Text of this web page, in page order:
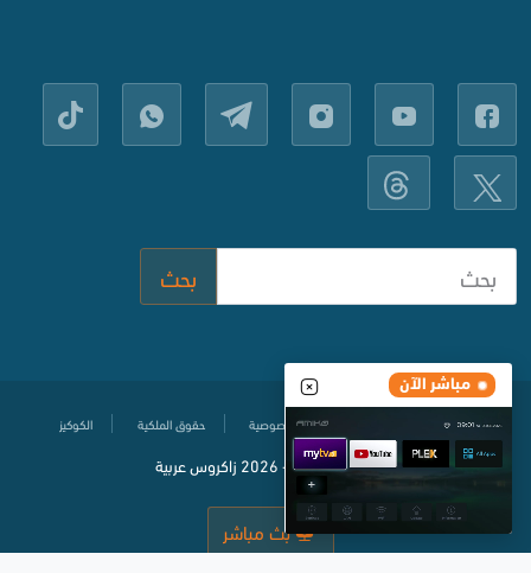
مباشر الآن
بحث
مركز المساعدة سياسة حماية الخصوصية حقوق الملكية الكوكيز
© جميع الحقوق محفوظة2020- 2026 زاكروس عربية
بث مباشر